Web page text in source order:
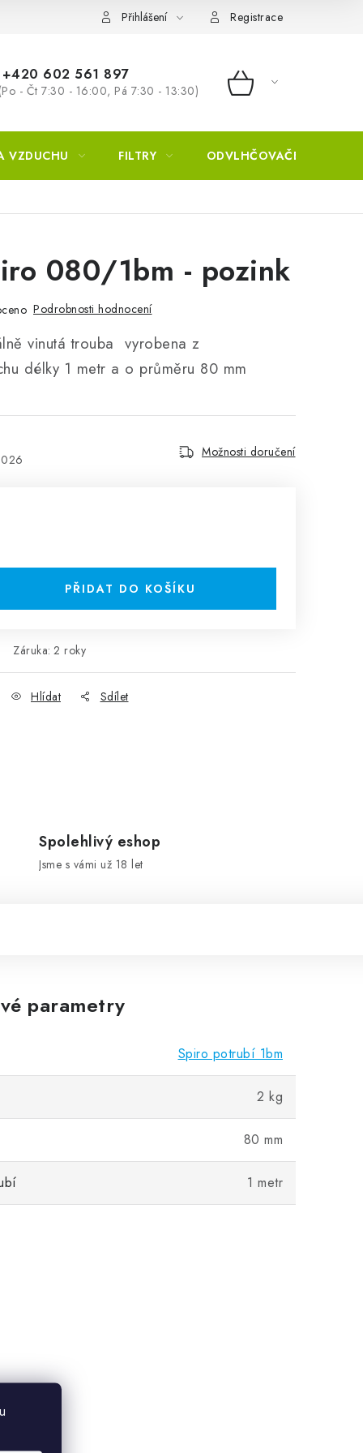
Přihlášení Registrace
602 561 897
- Čt 7:30 - 16:00, Pá 7:30 - 13:30) NÁKUPNÍ
VZDUCHU FILTRY ODVLHČOVAČE
080/1bm - pozink
Podrobnosti hodnocení
vinutá trouba vyrobena z
délky 1 metr a o průměru 80 mm
Možnosti doručení
PŘIDAT DO KOŠÍKU
Záruka: 2 roky
Hlídat Sdílet
Spolehlivý eshop
Jsme s vámi už 18 let
parametry
Spiro potrubí 1bm
2 kg
80 mm
1 metr